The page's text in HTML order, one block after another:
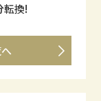
転換!